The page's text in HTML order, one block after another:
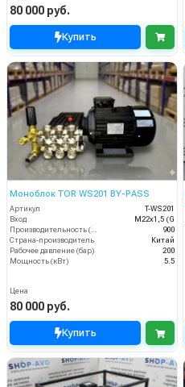
80 000 руб.
Купить
Моноблок TOR WS201 BY-PASS
Артикул
T-WS201
Вход
М22х1,5 (G
Производительность (л/ч)
900
Страна-производитель
Китай
Рабочее давление (бар)
200
Мощность (кВт)
5.5
Цена
80 000 руб.
Купить